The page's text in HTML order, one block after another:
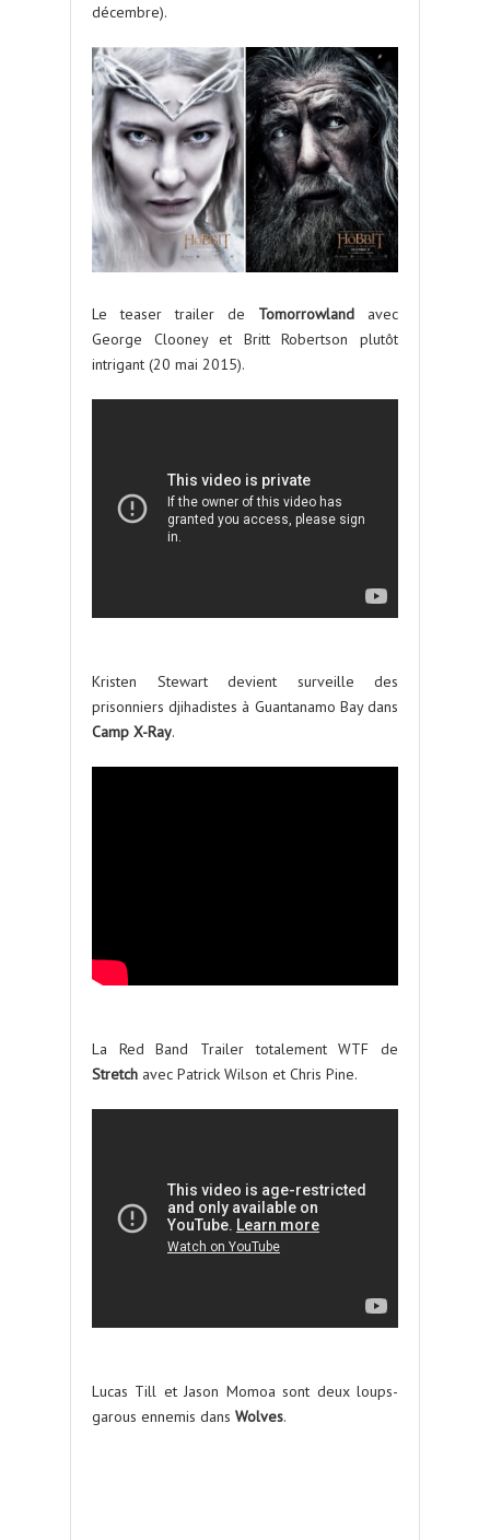
décembre).
Le teaser trailer de Tomorrowland avec
George Clooney et Britt Robertson plutôt
intrigant (20 mai 2015).
Kristen Stewart devient surveille des
prisonniers djihadistes à Guantanamo Bay dans
Camp X-Ray.
La Red Band Trailer totalement WTF de
Stretch avec Patrick Wilson et Chris Pine.
Lucas Till et Jason Momoa sont deux loups-
garous ennemis dans Wolves.